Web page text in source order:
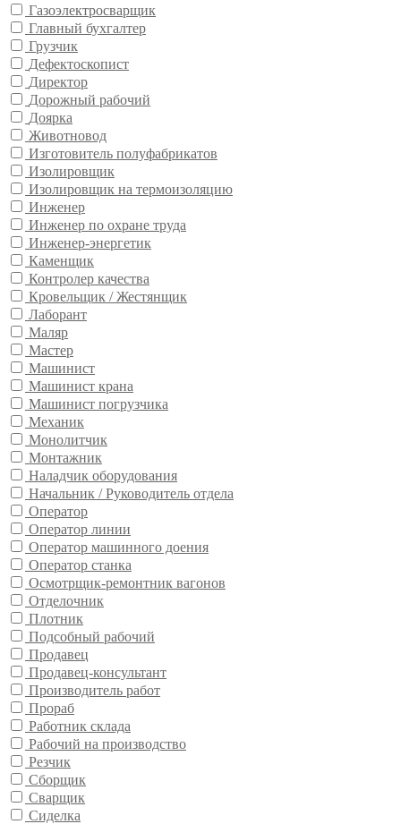
Газоэлектросварщик
Главный бухгалтер
Грузчик
Дефектоскопист
Директор
Дорожный рабочий
Доярка
Животновод
Изготовитель полуфабрикатов
Изолировщик
Изолировщик на термоизоляцию
Инженер
Инженер по охране труда
Инженер-энергетик
Каменщик
Контролер качества
Кровельщик / Жестянщик
Лаборант
Маляр
Мастер
Машинист
Машинист крана
Машинист погрузчика
Механик
Монолитчик
Монтажник
Наладчик оборудования
Начальник / Руководитель отдела
Оператор
Оператор линии
Оператор машинного доения
Оператор станка
Осмотрщик-ремонтник вагонов
Отделочник
Плотник
Подсобный рабочий
Продавец
Продавец-консультант
Производитель работ
Прораб
Работник склада
Рабочий на производство
Резчик
Сборщик
Сварщик
Сиделка